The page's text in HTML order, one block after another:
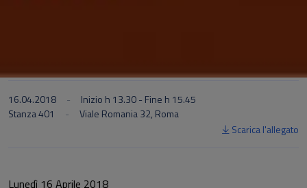
16.04.2018
Inizio h 13.30 - Fine h 15.45
Stanza 401
Viale Romania 32, Roma
Scarica l'allegato
Lunedì 16 Aprile 2018